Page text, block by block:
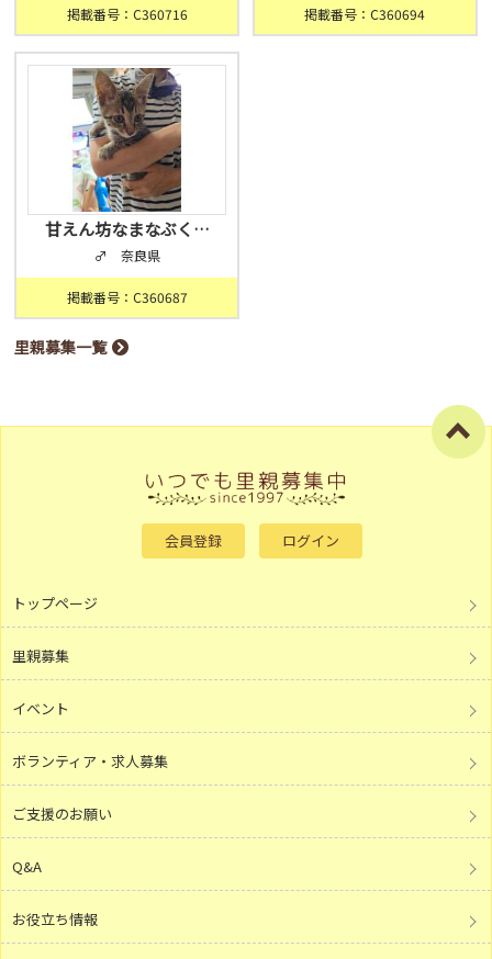
掲載番号：C360716 掲載番号：C360694
甘えん坊なまなぶく…
♂ 奈良県
掲載番号：C360687
里親募集一覧
会員登録 ログイン
トップページ
里親募集
イベント
ボランティア・求人募集
ご支援のお願い
Q&A
お役立ち情報